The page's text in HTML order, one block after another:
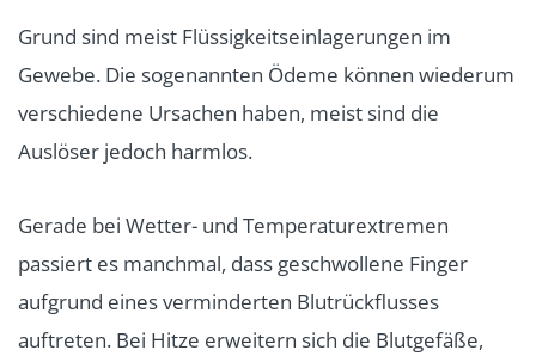
Grund sind meist Flüssigkeitseinlagerungen im
Gewebe. Die sogenannten Ödeme können wiederum
verschiedene Ursachen haben, meist sind die
Auslöser jedoch harmlos.
Gerade bei Wetter- und Temperaturextremen
passiert es manchmal, dass geschwollene Finger
aufgrund eines verminderten Blutrückflusses
auftreten. Bei Hitze erweitern sich die Blutgefäße,